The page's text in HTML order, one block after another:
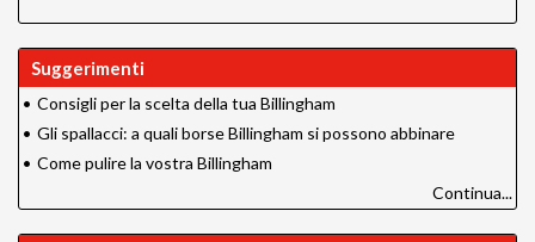
Suggerimenti
• Consigli per la scelta della tua Billingham
• Gli spallacci: a quali borse Billingham si possono abbinare
• Come pulire la vostra Billingham
Continua...